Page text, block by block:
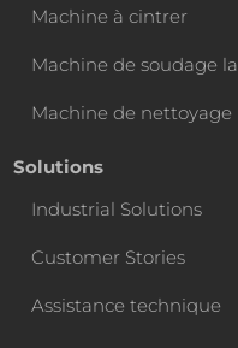
Machine à cintrer
Machine de soudage
Machine de nettoyage
Solutions
Industrial Solutions
Customer Stories
Assistance technique